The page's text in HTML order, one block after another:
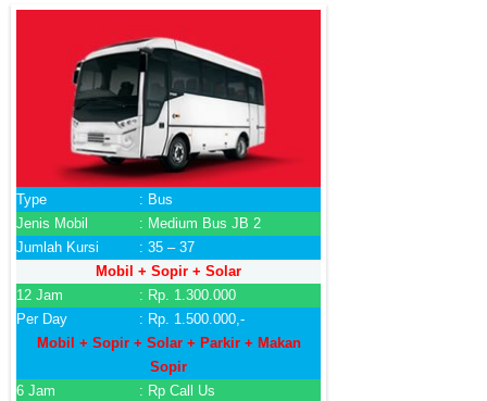
Type
: Bus
Jenis Mobil
: Medium Bus JB 2
Jumlah Kursi
: 35 – 37
Mobil + Sopir + Solar
12 Jam
: Rp. 1.300.000
Per Day
: Rp. 1.500.000,-
Mobil + Sopir + Solar + Parkir + Makan
Sopir
6 Jam
: Rp Call Us